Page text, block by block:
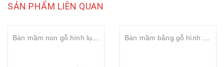
SẢN PHẨM LIÊN QUAN